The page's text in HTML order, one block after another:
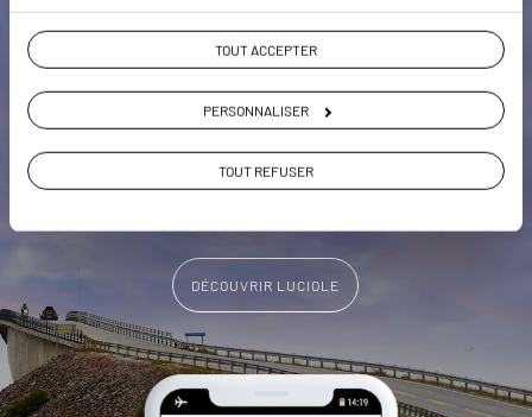
TOUT ACCEPTER
PERSONNALISER
TOUT REFUSER
clic
Notre sélection d’adresses de
design scandinave
Les plus beaux fjords géolocalisés
L'album souvenirs à composer
vous-même
DÉCOUVRIR LUCIOLE